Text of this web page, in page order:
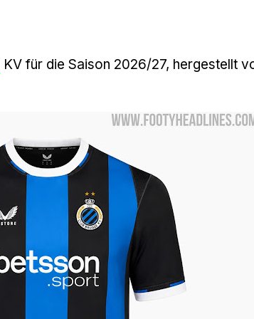
KV für die Saison 2026/27, hergestellt